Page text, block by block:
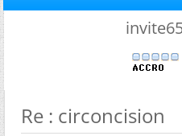
Re : circoncision